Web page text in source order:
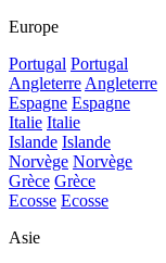
Europe
Portugal Portugal
Angleterre Angleterre
Espagne Espagne
Italie Italie
Islande Islande
Norvège Norvège
Grèce Grèce
Ecosse Ecosse
Asie